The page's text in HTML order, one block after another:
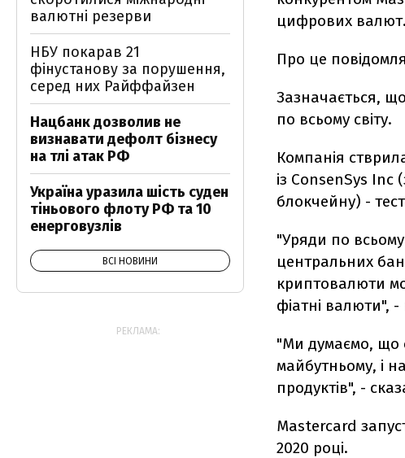
цифрових валют.
Про це
Зазначається,
по всьому світу.
Компанія
із ConsenSys
блокчейну) -
"Уряди по
центральних
криптовалюти
фіатні валюти",
"Ми думаємо, що
майбутньому, і
продуктів", -
Mastercard
2020 році.
валютні резерви
НБУ покарав 21
фінустанову за порушення,
серед них Райффайзен
Нацбанк дозволив не
визнавати дефолт бізнесу
на тлі атак РФ
Україна уразила шість суден
тіньового флоту РФ та 10
енерговузлів
ВСІ НОВИНИ
РЕКЛАМА: